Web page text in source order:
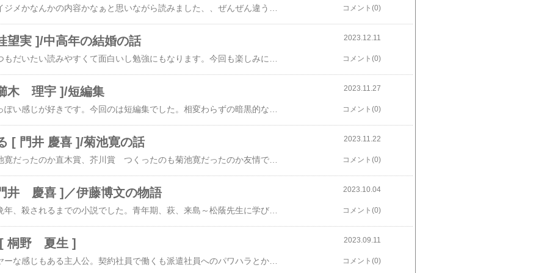
コメント(0)
望実 ]/中高年の結婚の話 2023.12.11
コメント(0)
木 理宇 ]/短編集 2023.11.27
コメント(0)
[ 門井 慶喜 ]/菊池寛の話
文藝春秋作ったのは菊池寛だったのか直木賞、芥川賞 つくったのも菊池寛だったのか友情で作った賞って感じですごいなぁと思いました。作家ってだけでない人であったというのは興味深く読めたと思いました。この時代の文芸の有名人たちもでてくるのも良かったと思いました文豪、社長になる [ 門井 慶喜 ]
2023.11.22
コメント(0)
井 慶喜 ]／伊藤博文の物語
伊藤博文の青年期から晩年、殺されるまでの小説でした。青年期、萩、来島～松蔭先生に学び江戸へ、そして欧州へ桂や高杉との交流やら で竜馬登場。坂本龍馬との船中八策についての話すところはすごく良かった、なんだかワクワクしました。シュンスケ！ （角川文庫） [ 門井 慶喜 ] 楽天で購入
2023.10.04
コメント(0)
[ 桐野 夏生 ]
中途半端に駄目で、イヤーな感じもある主人公。契約社員で働くも派遣社員へのパワハラとかで訴えられるし、そんなときに自分の高校時代の輝かしい友人、その父が亡くなり葬式に行くことに…。そこから始まる、カンボジアへの友人探し犯罪の匂いもあり、混沌とした町の様子もリアルに伝わり、面白く、一気に読んでしまいました。ラストがなぁ、、、、。久々に桐野夏生さん、面白かったと思いました。インドラネット [ 桐野 夏生 ]価格：1,980円（税込、送料無料) (2023/8/29時点) 楽天で購入
2023.09.11
コメント(0)